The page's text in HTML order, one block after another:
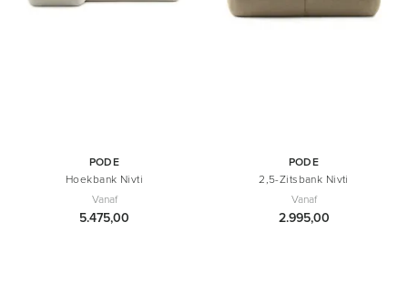
PODE
Hoekbank Nivti
Vanaf
5.475,00
PODE
2,5-Zitsbank Nivti
Vanaf
2.995,00